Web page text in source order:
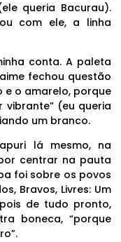
queria Bacurau).
com ele, a linha
conta. A paleta
fechou questão
e o amarelo, porque
(eu queria
um branco.
lá mesmo, na
centrar na pauta
foi sobre os povos
Bravos, Livres: Um
de tudo pronto,
boneca, “porque